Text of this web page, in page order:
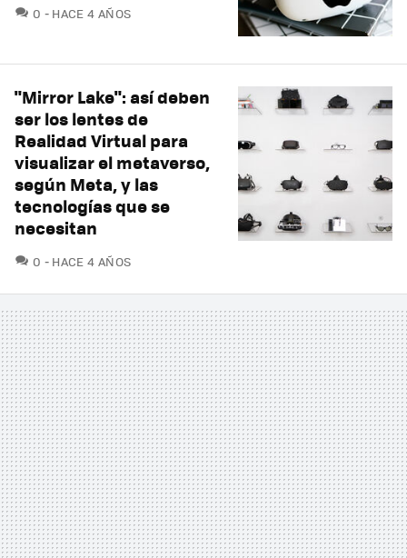
0 COMENTARIOS
HACE 4 AÑOS
"Mirror Lake": así deben
ser los lentes de
Realidad Virtual para
visualizar el metaverso,
según Meta, y las
tecnologías que se
necesitan
0 COMENTARIOS
HACE 4 AÑOS